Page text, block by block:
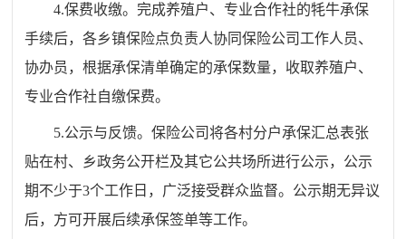
4.保费收缴。完成养殖户、专业合作社的牦牛承保
手续后，各乡镇保险点负责人协同保险公司工作人员、
协办员，根据承保清单确定的承保数量，收取养殖户、
专业合作社自缴保费。
5.公示与反馈。保险公司将各村分户承保汇总表张
贴在村、乡政务公开栏及其它公共场所进行公示，公示
期不少于3个工作日，广泛接受群众监督。公示期无异议
后，方可开展后续承保签单等工作。